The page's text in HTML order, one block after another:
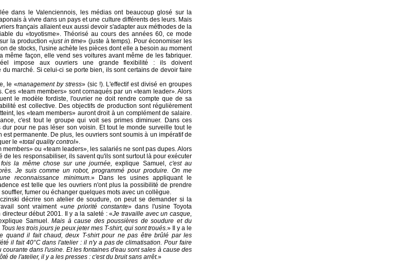
dans le Valenciennois, les médias ont beaucoup glosé sur la
à vivre dans un pays et une culture différents des leurs. Mais
français allaient eux aussi devoir s'adapter aux méthodes de la
du «toyotisme». Théorisé au cours des années 60, ce mode
la production «just in time» (juste à temps). Pour économiser les
de stocks, l'usine achète les pièces dont elle a besoin au moment
même façon, elle vend ses voitures avant même de les fabriquer.
impose aux ouvriers une grande flexibilité : ils doivent
marché. Si celui-ci se porte bien, ils sont certains de devoir faire
le «management by stress» (sic !). L'effectif est divisé en groupes
Ces «team members» sont cornaqués par un «team leader». Alors
le modèle fordiste, l'ouvrier ne doit rendre compte que de sa
est collective. Des objectifs de production sont régulièrement
les «team members» auront droit à un complément de salaire.
c'est tout le groupe qui voit ses primes diminuer. Dans ces
pour ne pas léser son voisin. Et tout le monde surveille tout le
permanente. De plus, les ouvriers sont soumis à un impératif de
le «total quality control».
members» ou «team leaders», les salariés ne sont pas dupes. Alors
de les responsabiliser, ils savent qu'ils sont surtout là pour exécuter
la même chose sur une journée, explique Samuel, c'est au
Je suis comme un robot, programmé pour produire. On me
reconnaissance minimum.»
Dans les usines appliquant le
est telle que les ouvriers n'ont plus la possibilité de prendre
fumer ou échanger quelques mots avec un collègue.
décrire son atelier de soudure, on peut se demander si la
sont vraiment «une priorité constante» dans l'usine Toyota
début 2001. Il y a la saleté : «Je travaille avec un casque,
Samuel. Mais à cause des poussières de soudure et du
les trois jours je peux jeter mes T-shirt, qui sont troués.» Il y a le
quand il fait chaud, deux T-shirt pour ne pas être brûlé par les
il fait 40°C dans l'atelier : il n'y a pas de climatisation. Pour faire
dans l'usine. Et les fontaines d'eau sont sales à cause des
de l'atelier, il y a les presses : c'est du bruit sans arrêt.»